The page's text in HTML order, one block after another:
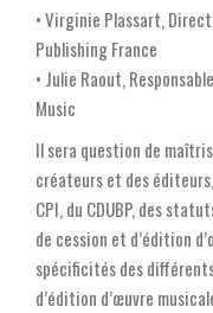
• Virginie Plassart,
Publishing France
• Julie Raout,
Music
Il sera question de
créateurs et des
CPI, du CDUBP, des
de cession et d’édition
spécificités des
d’édition d’œuvre